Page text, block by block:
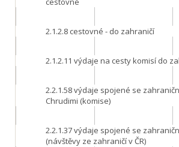
2.1.2.8 cestovné - do zahraničí
2.1.2.11 výdaje na cesty komisí do
2.2.1.58výdaje spojené se
Chrudimi (komise)
2.2.1.37výdaje spojené se
(návštěvy ze zahraničí v ČR)